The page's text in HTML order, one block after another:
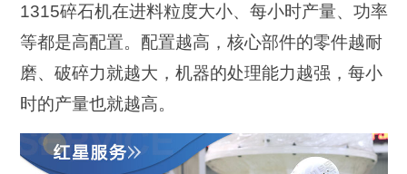
1315碎石机在进料粒度大小、每小时产量、功率
等都是高配置。配置越高，核心部件的零件越耐
磨、破碎力就越大，机器的处理能力越强，每小
时的产量也就越高。